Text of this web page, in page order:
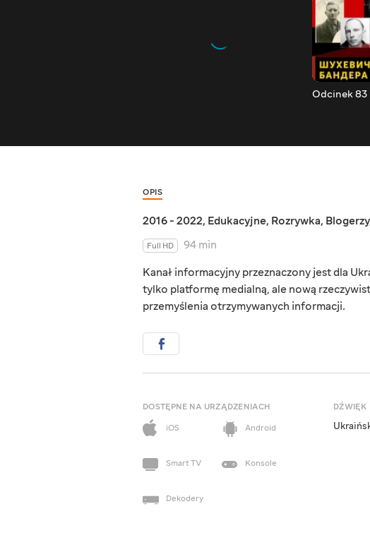
Odcinek 83
OPIS
2016 - 2022, Edukacyjne, Rozrywka, Blogerzy
Full HD
94 min
Kanał informacyjny przeznaczony jest dla
tylko platformę medialną, ale nową
przemyślenia otrzymywanych informacji.
DOSTĘPNE NA URZĄDZENIACH
iOS
Android
Smart TV Konsole
Dekodery
DŹWIĘK